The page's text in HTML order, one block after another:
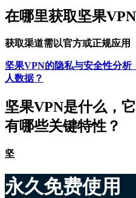
在哪里获取坚果
获取渠道需以官方或正规应用
坚果VPN的隐私与安全性分
人数据？
坚果VPN是什么，
有哪些关键特性？
坚
永久免费使用